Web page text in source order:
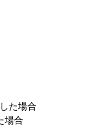
た場合
場合